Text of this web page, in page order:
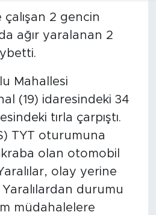
2 gencin
ağır yaralanan 2
Mahallesi
(19) idaresindeki 34
tırla çarpıştı.
TYT oturumuna
olan otomobil
olay yerine
Yaralılardan durumu
müdahalelere